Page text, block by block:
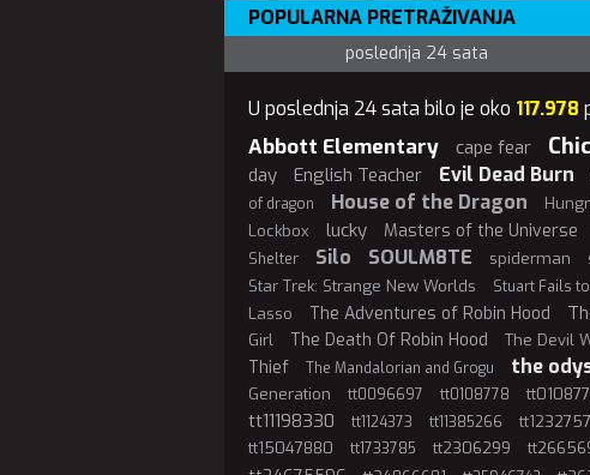
POPULARNA PRETRAŽIVANJA
poslednja 24 sata
U poslednja 24 sata bilo je oko 117.978
Abbott Elementary cape fear
day
English Teacher Evil Dead Burn
of dragon
House of the Dragon
Lockbox lucky Masters of the Universe
Shelter Silo SOULM8TE spiderman
Star Trek: Strange New Worlds Stuart Fails
Lasso
The Adventures of Robin Hood
Girl
The Death Of Robin Hood The Devil
Thief
The Mandalorian and Grogu the
Generation
tt0096697 tt0108778
tt11198330 tt1124373 tt11385266
tt15047880 tt1733785 tt2306299